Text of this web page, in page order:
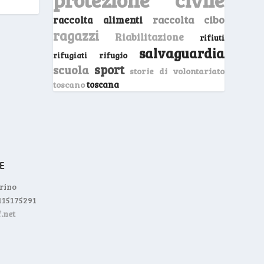
raccolta alimenti raccolta cibo
ragazzi Riabilitazione
rifiuti
rifugiati
rifugio salvaguardia
scuola sport storie di volontariato
toscanotoscana